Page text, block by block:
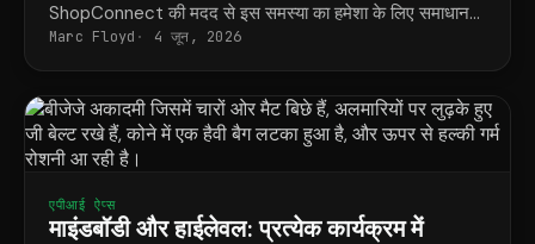
ShopConnect की मदद से इस समस्या का हमेशा के लिए समाधान
मिल जाता है।
Marc Floyd 4 जून, 2026
एपीआई ऐप्स
माइंडबॉडी और हाईलेवल: प्रत्येक कार्यक्रम में